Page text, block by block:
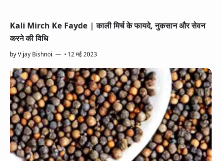
Telegram
Snapchat
Kali Mirch Ke Fayde | काली मिर्च के फायदे, नुकसान और सेवन
करने की विधि
byVijay Bishnoi • 12 मई 2023